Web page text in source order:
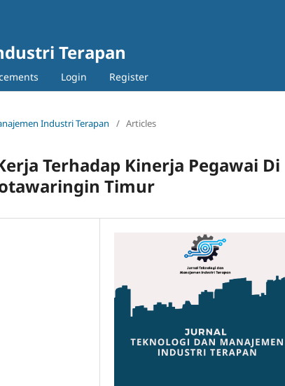
Terapan
Login Register
Industri Terapan / Articles
Terhadap Kinerja Pegawai Di
Timur